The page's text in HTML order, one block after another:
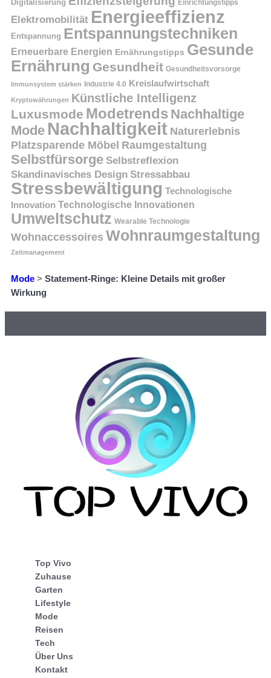
Digitalisierung Einrichtungstipps
Elektromobilität Energieeffizienz
Entspannung Entspannungstechniken
Erneuerbare Energien Ernährungstipps Gesunde
Ernährung Gesundheit Gesundheitsvorsorge
Immunsystem stärken Industrie 4.0 Kreislaufwirtschaft
Kryptowährungen Künstliche Intelligenz
Luxusmode Modetrends Nachhaltige
Mode Nachhaltigkeit Naturerlebnis
Platzsparende Möbel Raumgestaltung
Selbstfürsorge Selbstreflexion
Skandinavisches Design Stressabbau
Stressbewältigung Technologische
Innovation Technologische Innovationen
Umweltschutz Wearable Technologie
Wohnaccessoires Wohnraumgestaltung
Zeitmanagement
Mode > Statement-Ringe: Kleine Details mit großer
Wirkung
Top Vivo
Zuhause
Garten
Lifestyle
Mode
Reisen
Tech
Über Uns
Kontakt